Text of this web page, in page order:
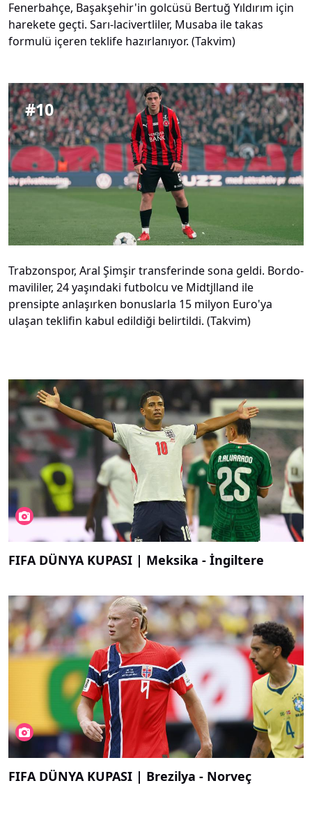
Fenerbahçe, Başakşehir'in golcüsü Bertuğ Yıldırım için
harekete geçti. Sarı-lacivertliler, Musaba ile takas
formulü içeren teklife hazırlanıyor. (Takvim)
#10
Trabzonspor, Aral Şimşir transferinde sona geldi. Bordo-
mavililer, 24 yaşındaki futbolcu ve Midtjlland ile
prensipte anlaşırken bonuslarla 15 milyon Euro'ya
ulaşan teklifin kabul edildiği belirtildi. (Takvim)
FIFA DÜNYA KUPASI | Meksika - İngiltere
FIFA DÜNYA KUPASI | Brezilya - Norveç